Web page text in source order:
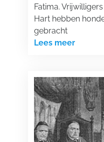
Fatima.
Hart hebben
gebracht
Lees meer